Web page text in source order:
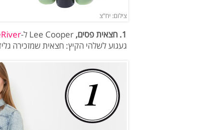
צילום: יח"צ
1. חצאית פסים,
געגוע לשלהי הקיץ: חצאית שמזכירה